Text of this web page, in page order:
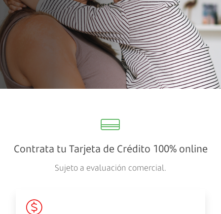
Contrata tu Tarjeta de Crédito 100% online
Sujeto a evaluación comercial.